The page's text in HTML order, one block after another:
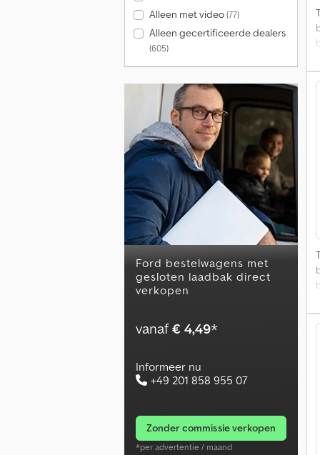
Alleen met video(77)
Alleen gecertificeerde dealers
(605)
ford bestelwagens met
gesloten laadbak direct
verkopen
vanaf€ 4,49*
Informeer nu
+49 201 858 955 07
zonder commissie verkopen
*per advertentie / maand